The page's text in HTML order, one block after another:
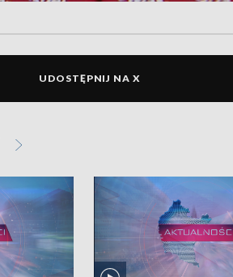
UDOSTĘPNIJ NA X